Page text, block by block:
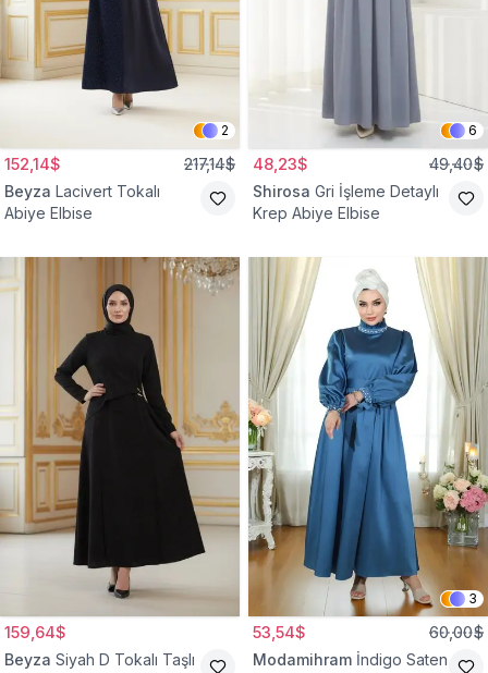
2
152,14$ 217,14$
Beyza Lacivert Tokalı
Abiye Elbise
6
48,23$ 49,40$
Shirosa Gri İşleme Detaylı
Krep Abiye Elbise
159,64$
Beyza Siyah D Tokalı Taşlı
3
53,54$ 60,00$
Modamihram İndigo Saten